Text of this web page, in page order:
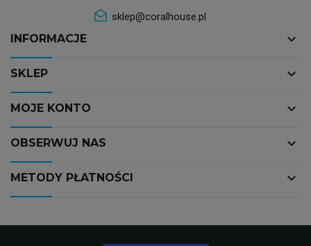
sklep@coralhouse.pl
INFORMACJE keyboard_arrow_down
SKLEP keyboard_arrow_down
MOJE KONTO keyboard_arrow_down
OBSERWUJ NAS keyboard_arrow_down
METODY PŁATNOŚCI keyboard_arrow_down